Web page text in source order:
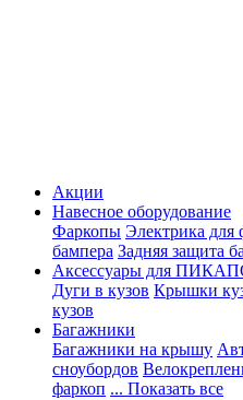
Акции
Навесное оборудование
Фаркопы Электрика для
бампера Задняя защита
Аксессуары для
Дуги в кузов Крышки
кузов
Багажники
Багажники на крышу
сноубордов
фаркоп ... Показать все